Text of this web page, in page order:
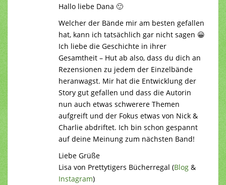
Hallo liebe Dana 🙂
Welcher der Bände mir am besten gefallen
hat, kann ich tatsächlich gar nicht sagen 😀
Ich liebe die Geschichte in ihrer
Gesamtheit – Hut ab also, dass du dich an
Rezensionen zu jedem der Einzelbände
heranwagst. Mir hat die Entwicklung der
Story gut gefallen und dass die Autorin
nun auch etwas schwerere Themen
aufgreift und der Fokus etwas von Nick &
Charlie abdriftet. Ich bin schon gespannt
auf deine Meinung zum nächsten Band!
Liebe Grüße
Lisa von Prettytigers Bücherregal (Blog &
Instagram)